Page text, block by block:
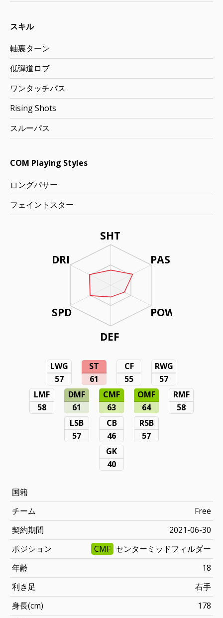
SHT
PAS
POW
DEF
DRI
SPD
LWG
57
ST
61
CF
55
RWG
57
LMF
58
DMF
61
CMF
63
OMF
64
RMF
58
LSB
57
CB
46
RSB
57
GK
40
国籍
チーム
Free
契約期間
2021-06-30
ポジション
CMF センターミッドフィルダー
年齢
18
利き足
右手
身長(cm)
178
スキル
軸裏ターン
低弾道ロブ
ワンタッチパス
Rising Shots
スルーパス
COM Playing Styles
ロングパサー
フェイントスター